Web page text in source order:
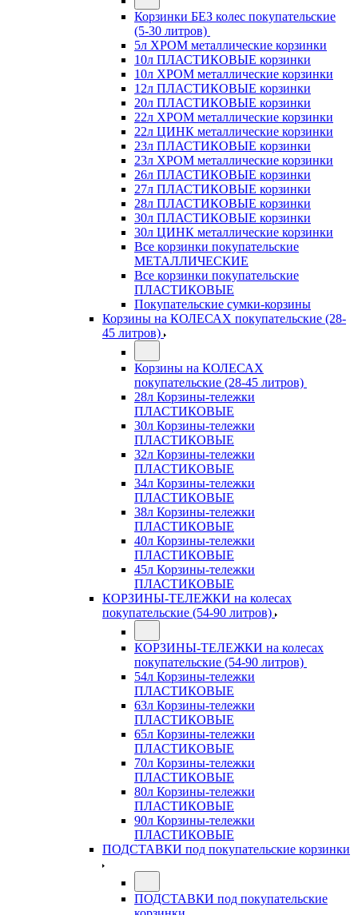
Корзинки БЕЗ колес покупательские
(5-30 литров)
5л ХРОМ металлические корзинки
10л ПЛАСТИКОВЫЕ корзинки
10л ХРОМ металлические корзинки
12л ПЛАСТИКОВЫЕ корзинки
20л ПЛАСТИКОВЫЕ корзинки
22л ХРОМ металлические корзинки
22л ЦИНК металлические корзинки
23л ПЛАСТИКОВЫЕ корзинки
23л ХРОМ металлические корзинки
26л ПЛАСТИКОВЫЕ корзинки
27л ПЛАСТИКОВЫЕ корзинки
28л ПЛАСТИКОВЫЕ корзинки
30л ПЛАСТИКОВЫЕ корзинки
30л ЦИНК металлические корзинки
Все корзинки покупательские
МЕТАЛЛИЧЕСКИЕ
Все корзинки покупательские
ПЛАСТИКОВЫЕ
Покупательские сумки-корзины
Корзины на КОЛЕСАХ покупательские (28-
45 литров)
Корзины на КОЛЕСАХ
покупательские (28-45 литров)
28л Корзины-тележки
ПЛАСТИКОВЫЕ
30л Корзины-тележки
ПЛАСТИКОВЫЕ
32л Корзины-тележки
ПЛАСТИКОВЫЕ
34л Корзины-тележки
ПЛАСТИКОВЫЕ
38л Корзины-тележки
ПЛАСТИКОВЫЕ
40л Корзины-тележки
ПЛАСТИКОВЫЕ
45л Корзины-тележки
ПЛАСТИКОВЫЕ
КОРЗИНЫ-ТЕЛЕЖКИ на колесах
покупательские (54-90 литров)
КОРЗИНЫ-ТЕЛЕЖКИ на колесах
покупательские (54-90 литров)
54л Корзины-тележки
ПЛАСТИКОВЫЕ
63л Корзины-тележки
ПЛАСТИКОВЫЕ
65л Корзины-тележки
ПЛАСТИКОВЫЕ
70л Корзины-тележки
ПЛАСТИКОВЫЕ
80л Корзины-тележки
ПЛАСТИКОВЫЕ
90л Корзины-тележки
ПЛАСТИКОВЫЕ
ПОДСТАВКИ под покупательские корзинки
ПОДСТАВКИ под покупательские